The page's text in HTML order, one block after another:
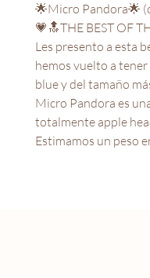
🌟Micro Pandora🌟
💗🔝THE BEST OF
Les presento a esta
hemos vuelto a
blue y del tamaño
Micro Pandora es
totalmente apple
Estimamos un peso